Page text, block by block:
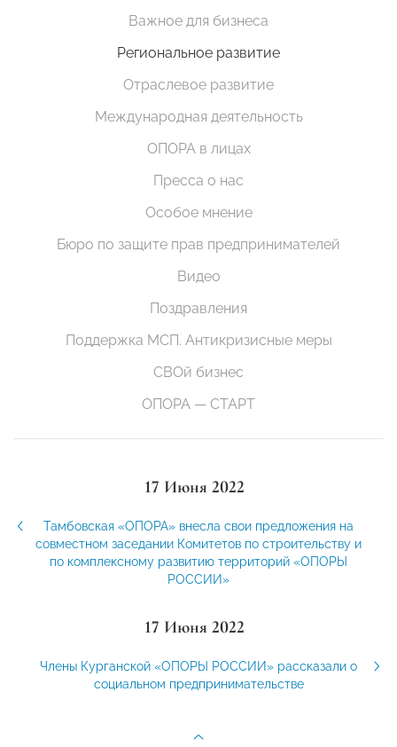
Важное для бизнеса
Региональное развитие
Отраслевое развитие
Международная деятельность
ОПОРА в лицах
Пресса о нас
Особое мнение
Бюро по защите прав предпринимателей
Видео
Поздравления
Поддержка МСП. Антикризисные меры
СВОй бизнес
ОПОРА — СТАРТ
17 Июня 2022
Тамбовская «ОПОРА» внесла свои предложения на
совместном заседании Комитетов по строительству и
по комплексному развитию территорий «ОПОРЫ
РОССИИ»
17 Июня 2022
Члены Курганской «ОПОРЫ РОССИИ» рассказали о
социальном предпринимательстве